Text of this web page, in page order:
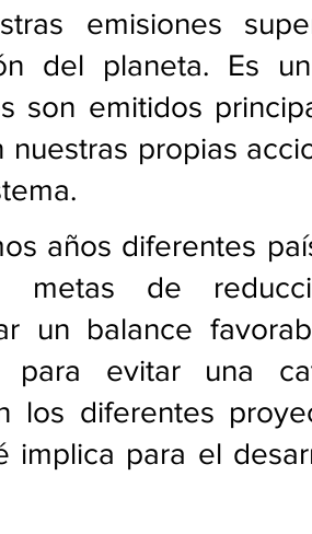
emisiones
del planeta. Es
son emitidos
propias
años diferentes
metas de
un balance
evitar una
los diferentes
implica para el